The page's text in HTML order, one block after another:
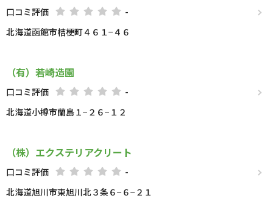
口コミ評価
-
北海道函館市桔梗町４６１−４６
（有）若崎造園
口コミ評価
-
北海道小樽市蘭島１−２６−１２
（株）エクステリアクリート
口コミ評価
-
北海道旭川市東旭川北３条６−６−２１